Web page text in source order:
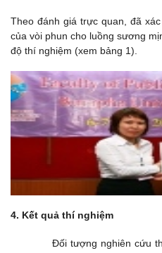
Theo đánh giá trực quan, đã
của vòi phun cho luồng sương
độ thí nghiệm (xem bảng 1).
4. Kết quả thí nghiệm
Đối tượng nghiên cứu thí